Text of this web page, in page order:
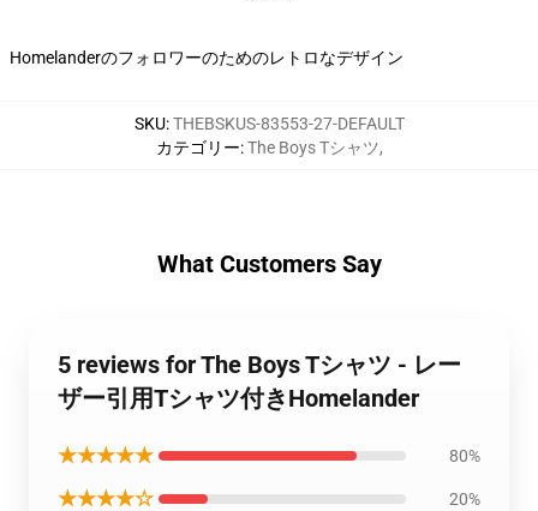
Homelanderのフォロワーのためのレトロなデザイン
SKU:THEBSKUS-83553-27-DEFAULT
カテゴリー:The Boys Tシャツ,
What Customers Say
5 reviews for The Boys Tシャツ - レー
ザー引用Tシャツ付きHomelander
★★★★★ 80%
★★★★☆ 20%